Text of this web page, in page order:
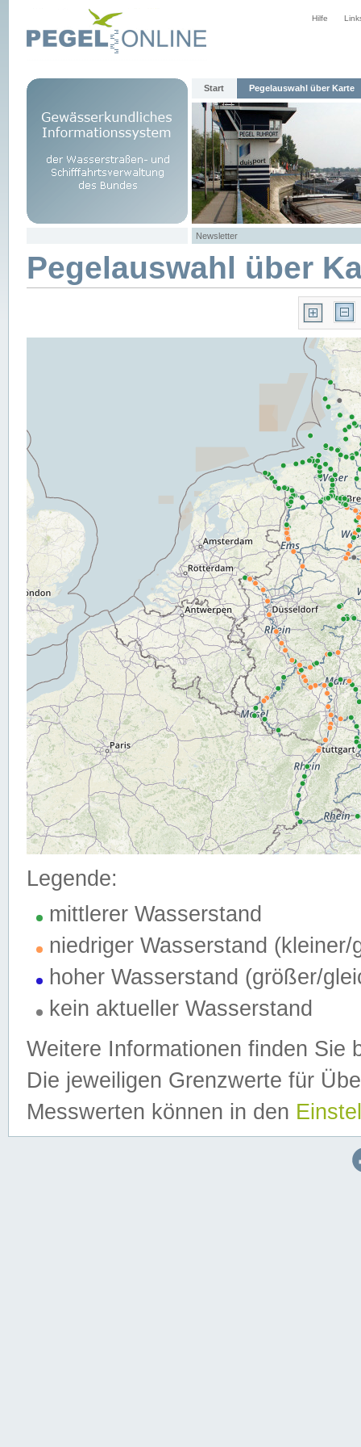
Hilfe
Start Pegelauswahl über Karte
Newsletter
Pegelauswahl über
Legende:
mittlerer Wasserstand
niedriger Wasserstand (kleiner/
hoher Wasserstand (größer/
kein aktueller Wasserstand
Weitere Informationen finden Sie
Die jeweiligen Grenzwerte für
Messwerten können in den